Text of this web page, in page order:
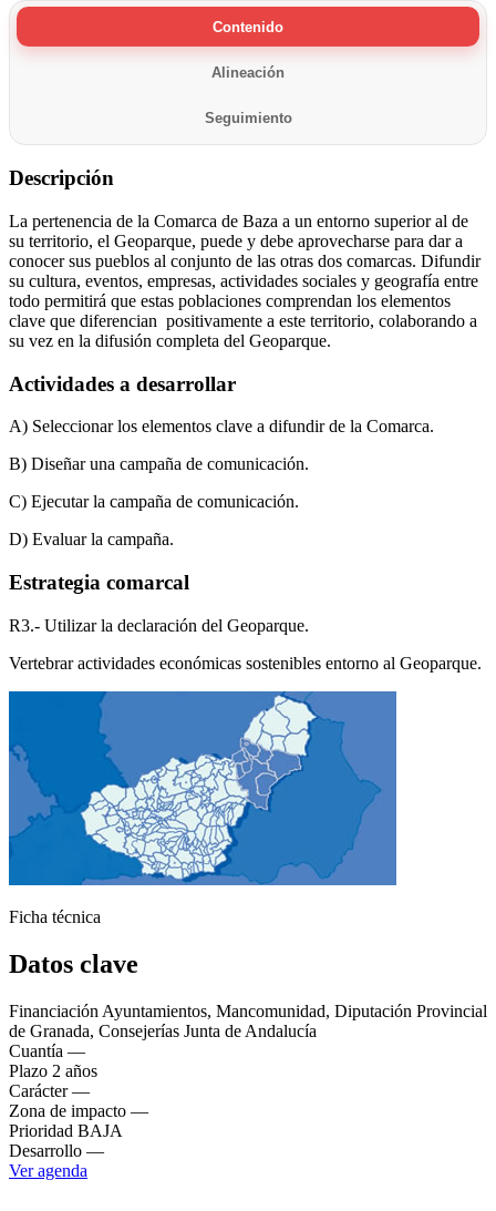
Contenido
Alineación
Seguimiento
Descripción
La pertenencia de la Comarca de Baza a un entorno superior al de
su territorio, el Geoparque, puede y debe aprovecharse para dar a
conocer sus pueblos al conjunto de las otras dos comarcas. Difundir
su cultura, eventos, empresas, actividades sociales y geografía entre
todo permitirá que estas poblaciones comprendan los elementos
clave que diferencian positivamente a este territorio, colaborando a
su vez en la difusión completa del Geoparque.
Actividades a desarrollar
A) Seleccionar los elementos clave a difundir de la Comarca.
B) Diseñar una campaña de comunicación.
C) Ejecutar la campaña de comunicación.
D) Evaluar la campaña.
Estrategia comarcal
R3.- Utilizar la declaración del Geoparque.
Vertebrar actividades económicas sostenibles entorno al Geoparque.
Ficha técnica
Datos clave
Financiación Ayuntamientos, Mancomunidad, Diputación Provincial
de Granada, Consejerías Junta de Andalucía
Cuantía —
Plazo 2 años
Carácter —
Zona de impacto —
Prioridad BAJA
Desarrollo —
Ver agenda